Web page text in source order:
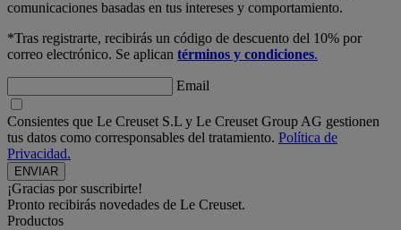
comunicaciones basadas en tus intereses y comportamiento.
*Tras registrarte, recibirás un código de descuento del 10% por
correo electrónico. Se aplican términos y condiciones.
Email
Consientes que Le Creuset S.L y Le Creuset Group AG gestionen
tus datos como corresponsables del tratamiento. Política de
Privacidad.
¡Gracias por suscribirte!
Pronto recibirás novedades de Le Creuset.
Productos